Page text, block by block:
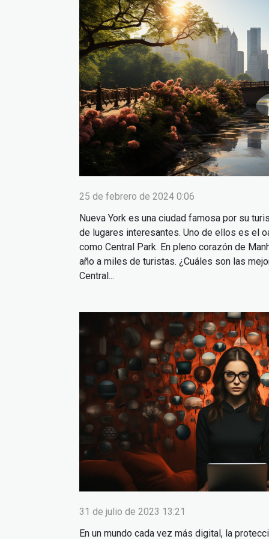
25 de febrero de 2024 0:06
Nueva York es una ciudad famosa por su
de lugares interesantes. Uno de ellos es el
como Central Park. En pleno corazón de
año a miles de turistas. ¿Cuáles son las
Central...
31 de julio de 2023 13:21
En un mundo cada vez más digital, la